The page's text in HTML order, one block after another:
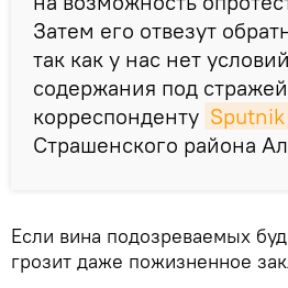
Затем его отвезут
так как у нас нет
содержания под
корреспонденту Sputnik
Страшенского района
Если вина подозреваемых
грозит даже пожизненное